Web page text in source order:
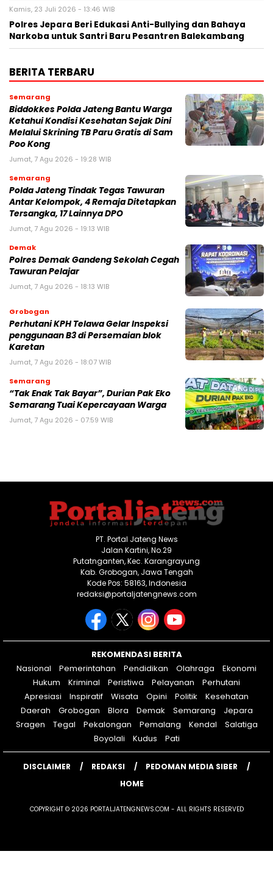
Kamis, 23 Juli 2026 - 13:46 WIB
Polres Jepara Beri Edukasi Anti-Bullying dan Bahaya
Narkoba untuk Santri Baru Pesantren Balekambang
BERITA TERBARU
Semarang
Biddokkes Polda Jateng Bantu Warga
Ketahui Kondisi Kesehatan Sejak Dini
Melalui Skrining TB Paru Gratis di Sam
Poo Kong
Jumat, 7 Agu 2026 - 19:28 WIB
Semarang
Polda Jateng Tindak Tegas Tawuran
Antar Kelompok, 4 Remaja Ditetapkan
Tersangka, 17 Lainnya DPO
Jumat, 7 Agu 2026 - 19:13 WIB
Demak
Polres Demak Gandeng Sekolah Cegah
Tawuran Pelajar
Jumat, 7 Agu 2026 - 18:13 WIB
Grobogan
Perhutani KPH Telawa Gelar Inspeksi
penggunaan B3 di Persemaian blok
Karetan
Jumat, 7 Agu 2026 - 18:07 WIB
Semarang
“Tak Enak Tak Bayar”, Durian Pak Eko
Semarang Tuai Kepercayaan Warga
Jumat, 7 Agu 2026 - 07:59 WIB
PT. Portal Jateng News
Jalan Kartini, No.29
Putatnganten, Kec. Karangrayung
Kab. Grobogan, Jawa Tengah
Kode Pos: 58163, Indonesia
redaksi@portaljatengnews.com
REKOMENDASI BERITA
Nasional
Pemerintahan Pendidikan Olahraga
Ekonomi
Hukum
Kriminal Peristiwa Pelayanan
Perhutani
Apresiasi
Inspiratif Wisata Opini Politik
Kesehatan
Daerah
Grobogan Blora Demak Semarang
Jepara
Sragen
Tegal Pekalongan Pemalang Kendal
Salatiga
Boyolali
Kudus Pati
DISCLAIMER REDAKSI
PEDOMAN MEDIA SIBER
HOME
COPYRIGHT © 2026 PORTALJATENGNEWS.COM - ALL RIGHTS RESERVED